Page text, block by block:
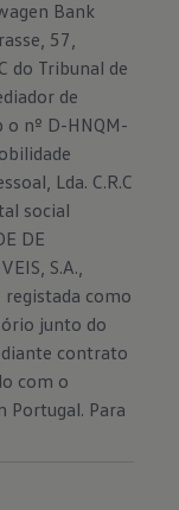
Bank
57,
do Tribunal de
de
o nº D-HNQM-
Lda. C.R.C
social
DE
S.A.,
como
junto do
contrato
com o
Portugal. Para